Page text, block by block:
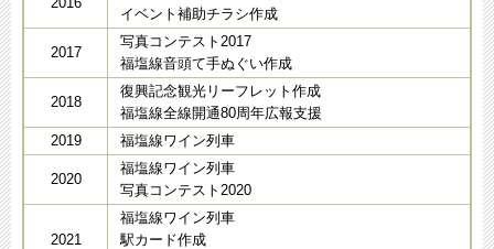
イベント補助チラシ作成
2017
写真コンテスト2017
福塩線音頭て手ぬぐい作成
2018
復興記念観光リーフレット作成
福塩線全線開通80周年広報支援
2019
福塩線ワイン列車
2020
福塩線ワイン列車
写真コンテスト2020
2021
福塩線ワイン列車
駅カード作成